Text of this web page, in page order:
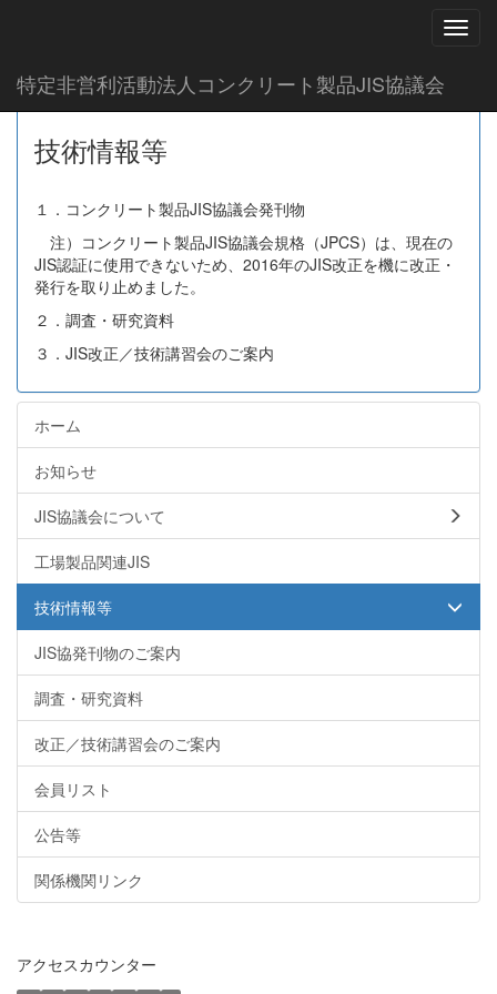
特定非営利活動法人コンクリート製品JIS協議会
技術情報等
技術情報等
１．コンクリート製品JIS協議会発刊物
注）コンクリート製品JIS協議会規格（JPCS）は、現在の
JIS認証に使用できないため、2016年のJIS改正を機に改正・
発行を取り止めました。
２．調査・研究資料
３．JIS改正／技術講習会のご案内
ホーム
お知らせ
JIS協議会について
工場製品関連JIS
技術情報等
JIS協発刊物のご案内
調査・研究資料
改正／技術講習会のご案内
会員リスト
公告等
関係機関リンク
アクセスカウンター